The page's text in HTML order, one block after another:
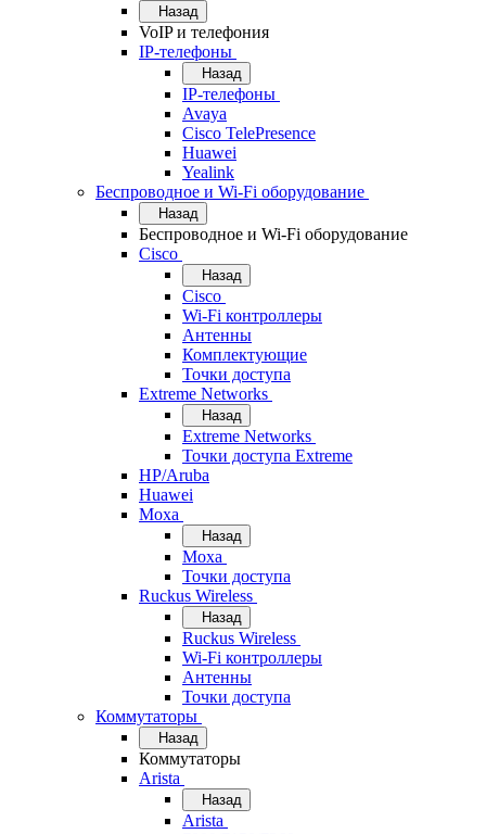
Назад
VoIP и телефония
IP-телефоны
Назад
IP-телефоны
Avaya
Cisco TelePresence
Huawei
Yealink
Беспроводное и Wi-Fi оборудование
Назад
Беспроводное и Wi-Fi оборудование
Cisco
Назад
Cisco
Wi-Fi контроллеры
Антенны
Комплектующие
Точки доступа
Extreme Networks
Назад
Extreme Networks
Точки доступа Extreme
HP/Aruba
Huawei
Moxa
Назад
Moxa
Точки доступа
Ruckus Wireless
Назад
Ruckus Wireless
Wi-Fi контроллеры
Антенны
Точки доступа
Коммутаторы
Назад
Коммутаторы
Arista
Назад
Arista